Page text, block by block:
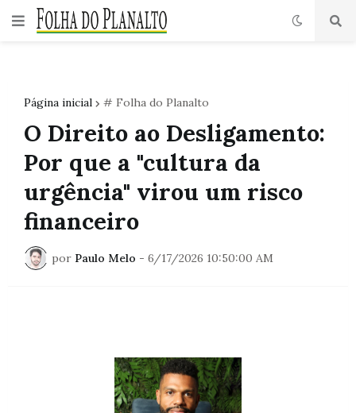
Página inicial # Folha do Planalto
O Direito ao Desligamento:
Por que a "cultura da
urgência" virou um risco
financeiro
por Paulo Melo - 6/17/2026 10:50:00 AM